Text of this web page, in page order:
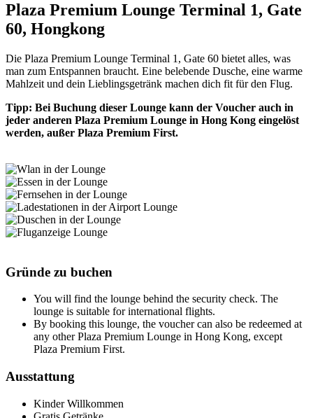
Plaza Premium Lounge Terminal 1, Gate
60, Hongkong
Die Plaza Premium Lounge Terminal 1, Gate 60 bietet alles, was
man zum Entspannen braucht. Eine belebende Dusche, eine warme
Mahlzeit und dein Lieblingsgetränk machen dich fit für den Flug.
Tipp: Bei Buchung dieser Lounge kann der Voucher auch in
jeder anderen Plaza Premium Lounge in Hong Kong eingelöst
werden, außer Plaza Premium First.
Gründe zu buchen
You will find the lounge behind the security check. The
lounge is suitable for international flights.
By booking this lounge, the voucher can also be redeemed at
any other Plaza Premium Lounge in Hong Kong, except
Plaza Premium First.
Ausstattung
Kinder Willkommen